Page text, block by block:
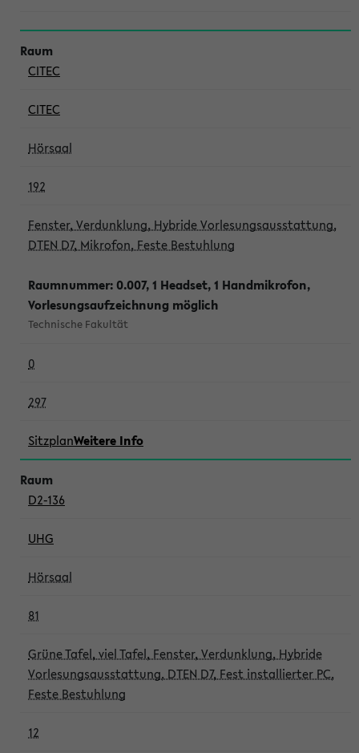
CITEC
CITEC
Hörsaal
192
Fenster, Verdunklung, Hybride Vorlesungsausstattung,
DTEN D7, Mikrofon, Feste Bestuhlung
Raumnummer: 0.007, 1 Headset, 1 Handmikrofon,
Vorlesungsaufzeichnung möglich
Technische Fakultät
0
297
SitzplanWeitere Info
D2-136
UHG
Hörsaal
81
Grüne Tafel, viel Tafel, Fenster, Verdunklung, Hybride
Vorlesungsausstattung, DTEN D7, Fest installierter PC,
Feste Bestuhlung
12